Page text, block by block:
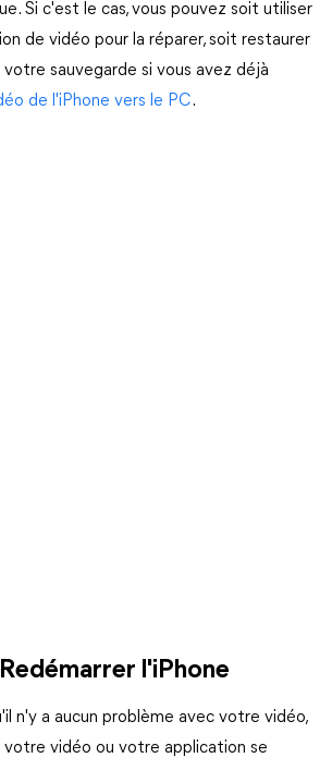
Si c'est le cas, vous pouvez soit utiliser
de vidéo pour la réparer, soit restaurer
votre sauvegarde si vous avez déjà
de l'iPhone vers le PC.
l'iPhone
n'y a aucun problème avec votre vidéo,
vidéo ou votre application se